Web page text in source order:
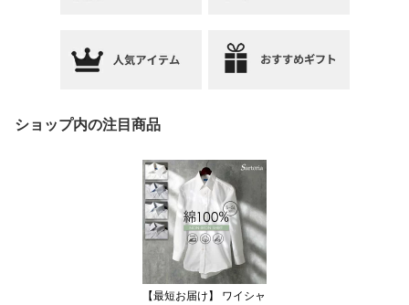
ショップ内の注目商品
【最短お届け】 ワイシャ